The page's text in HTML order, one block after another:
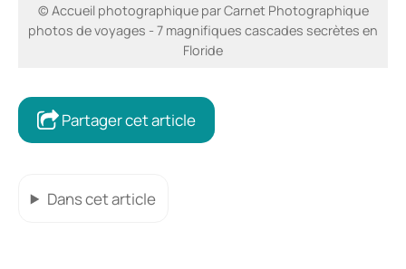
© Accueil photographique par Carnet Photographique
photos de voyages - 7 magnifiques cascades secrètes en
Floride
Partager cet article
Dans cet article